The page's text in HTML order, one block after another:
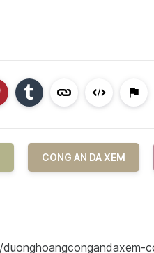
CONG AN DA XEM